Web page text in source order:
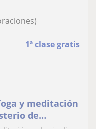
1ª clase gratis
y meditación
de